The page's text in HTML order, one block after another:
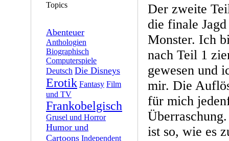
Topics
Abenteuer
Anthologien
Biographisch
Computerspiele
Deutsch Die Disneys
Erotik Fantasy Film
und TV
Frankobelgisch
Grusel und Horror
Humor und
Cartoons Independent
Der zweite
die finale
Monster. Ich
nach Teil 1
gewesen und
mir. Die
für mich
ist so, wie es